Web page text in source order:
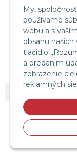
My,
používame
webu a s
obsahu
tlačidlo
a predaním
zobrazenie
reklamných